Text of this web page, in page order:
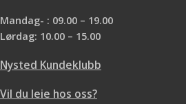
Mandag- : 09.00 – 19.00
Lørdag: 10.00 – 15.00
Nysted Kundeklubb
Vil du leie hos oss?